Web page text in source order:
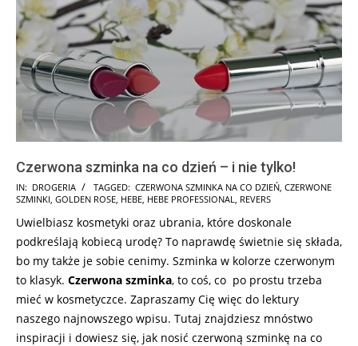
Czerwona szminka na co dzień – i nie tylko!
2025-
06-
10
IN: DROGERIA TAGGED: CZERWONA SZMINKA NA CO DZIEŃ CZERWONE
SZMINKI GOLDEN ROSE HEBE HEBE PROFESSIONAL REVERS
Uwielbiasz kosmetyki oraz ubrania, które doskonale
podkreślają kobiecą urodę? To naprawdę świetnie się składa,
bo my także je sobie cenimy. Szminka w kolorze czerwonym
to klasyk. Czerwona szminka, to coś, co po prostu trzeba
mieć w kosmetyczce. Zapraszamy Cię więc do lektury
naszego najnowszego wpisu. Tutaj znajdziesz mnóstwo
inspiracji i dowiesz się, jak nosić czerwoną szminkę na co